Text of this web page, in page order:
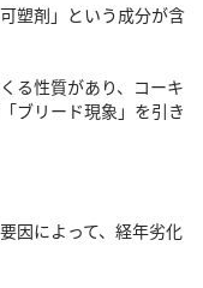
塑剤」という成分が含
る性質があり、コーキ
ブリード現象」を引き
因によって、経年劣化